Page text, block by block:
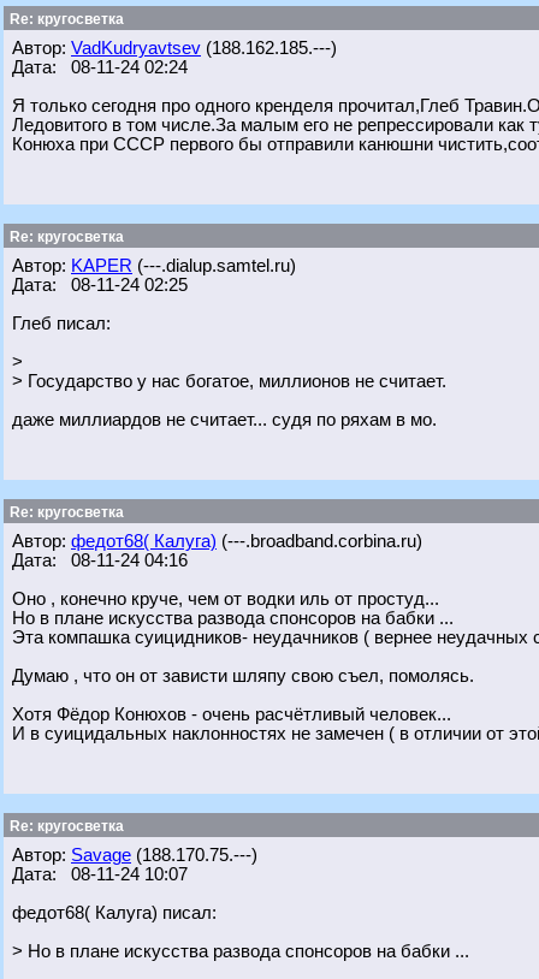
Re: кругосветка
Автор: VadKudryavtsev (188.162.185.---)
Дата: 08-11-24 02:24
Я только сегодня про одного кренделя прочитал,Глеб
Ледовитого в том числе.За малым его не репрессировали
Конюха при СССР первого бы отправили канюшни
Re: кругосветка
Автор: KAPER (---.dialup.samtel.ru)
Дата: 08-11-24 02:25
Глеб писал:
>
> Государство у нас богатое, миллионов не считает.
даже миллиардов не считает... судя по ряхам в мо.
Re: кругосветка
Автор: федот68( Калуга) (---.broadband.corbina.ru)
Дата: 08-11-24 04:16
Оно , конечно круче, чем от водки иль от простуд...
Но в плане искусства развода спонсоров на бабки ...
Эта компашка суицидников- неудачников ( вернее
Думаю , что он от зависти шляпу свою съел, помолясь.
Хотя Фёдор Конюхов - очень расчётливый человек...
И в суицидальных наклонностях не замечен ( в отличии от
Re: кругосветка
Автор: Savage (188.170.75.---)
Дата: 08-11-24 10:07
федот68( Калуга) писал:
> Но в плане искусства развода спонсоров на бабки ...